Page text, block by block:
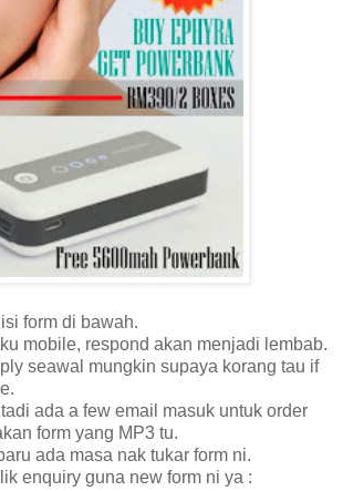
form di bawah.
mobile, respond akan menjadi lembab.
seawal mungkin supaya korang tau if
ada a few email masuk untuk order
form yang MP3 tu.
ada masa nak tukar form ni.
enquiry guna new form ni ya :